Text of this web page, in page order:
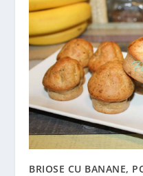
BRIOSE CU BANANE,